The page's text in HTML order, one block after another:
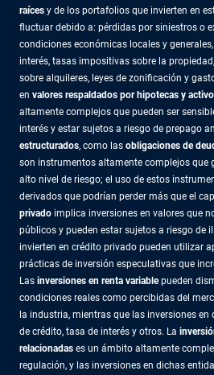
raíces y de los portafolios que invierten en
fluctuar debido a: pérdidas por siniestros o
condiciones económicas locales y
interés, tasas impositivas sobre la
sobre alquileres, leyes de zonificación y
en valores respaldados por hipotecas y
altamente complejos que pueden ser
interés y estar sujetos a riesgo de prepago
estructurados, como las obligaciones de
son instrumentos altamente complejos que
alto nivel de riesgo; el uso de estos
derivados que podrían perder más que el
privado implica inversiones en valores que
públicos y pueden estar sujetos a riesgo de
invierten en crédito privado pueden utilizar
prácticas de inversión especulativas que
Las inversiones en renta variablepueden
condiciones reales como percibidas del
la industria, mientras que las inversiones en
de crédito, tasa de interés y otros. La
relacionadas es un ámbito altamente
regulación, y las inversiones en dichas